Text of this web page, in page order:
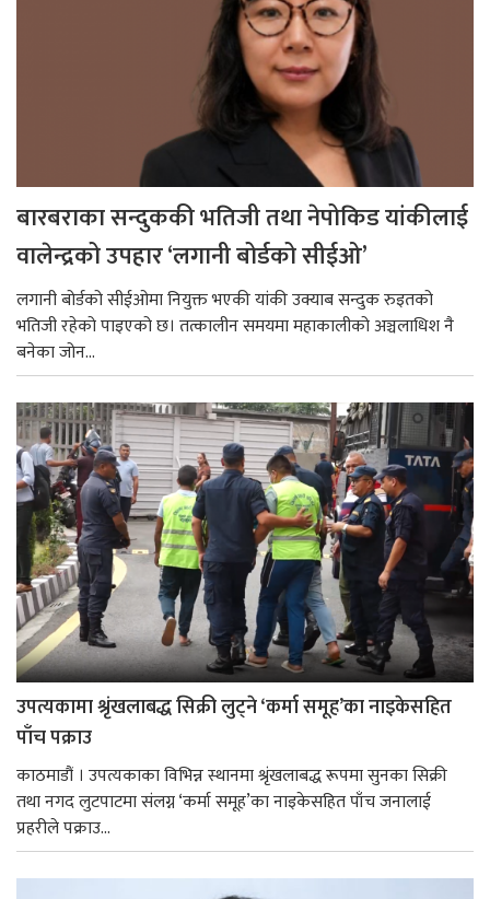
बारबराका सन्दुककी भतिजी तथा नेपोकिड यांकीलाई
वालेन्द्रको उपहार ‘लगानी बोर्डको सीईओ’
लगानी बोर्डको सीईओमा नियुक्त भएकी यांकी उक्याब सन्दुक रुइतको
भतिजी रहेको पाइएको छ। तत्कालीन समयमा महाकालीको अञ्चलाधिश नै
बनेका जोन...
उपत्यकामा श्रृंखलाबद्ध सिक्री लुट्ने ‘कर्मा समूह’का नाइकेसहित
पाँच पक्राउ
काठमाडौं । उपत्यकाका विभिन्न स्थानमा श्रृंखलाबद्ध रूपमा सुनका सिक्री
तथा नगद लुटपाटमा संलग्न ‘कर्मा समूह’का नाइकेसहित पाँच जनालाई
प्रहरीले पक्राउ...